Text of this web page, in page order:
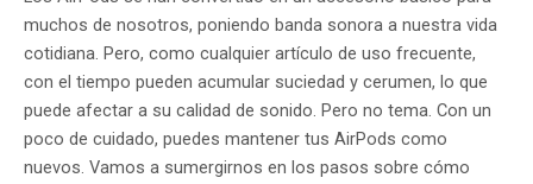
muchos de nosotros, poniendo banda sonora a nuestra vida
cotidiana. Pero, como cualquier artículo de uso frecuente,
con el tiempo pueden acumular suciedad y cerumen, lo que
puede afectar a su calidad de sonido. Pero no tema. Con un
poco de cuidado, puedes mantener tus AirPods como
nuevos. Vamos a sumergirnos en los pasos sobre cómo